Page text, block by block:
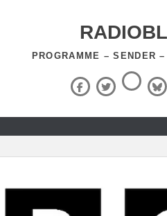
PROGRAMME – SENDER
Facebook
X
(Twitter)
Threads